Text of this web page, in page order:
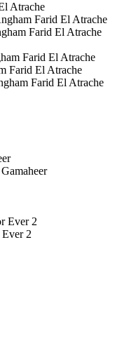
Atrache
Farid El Atrache
Farid El Atrache
Farid El Atrache
Farid El Atrache
Farid El Atrache
Ever 2
2